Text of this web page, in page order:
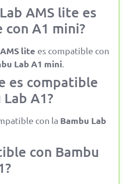
AMS lite es
A1 mini?
lite es compatible con
Lab A1 mini.
es compatible
A1?
con la Bambu Lab
con Bambu